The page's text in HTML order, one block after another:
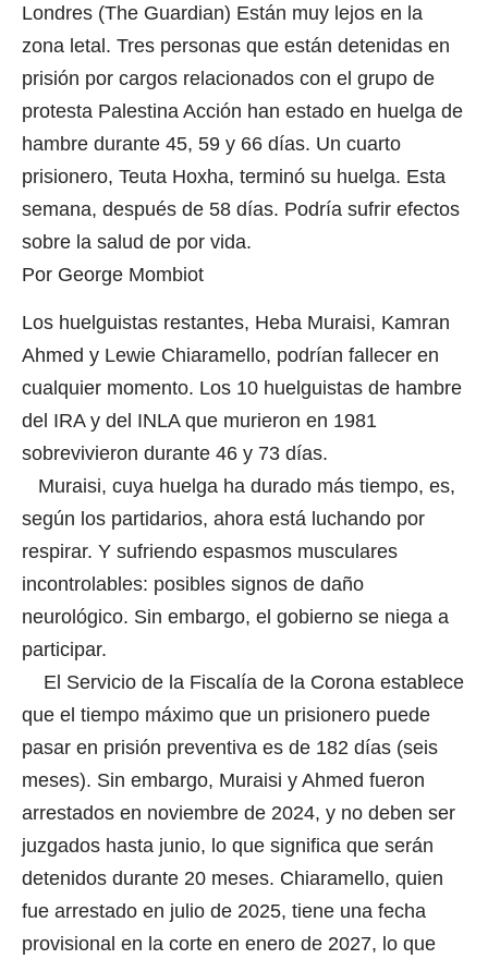
Londres (The Guardian) Están muy lejos en la
zona letal. Tres personas que están detenidas en
prisión por cargos relacionados con el grupo de
protesta Palestina Acción han estado en huelga de
hambre durante 45, 59 y 66 días. Un cuarto
prisionero, Teuta Hoxha, terminó su huelga. Esta
semana, después de 58 días. Podría sufrir efectos
sobre la salud de por vida.
Por George Mombiot
Los huelguistas restantes, Heba Muraisi, Kamran
Ahmed y Lewie Chiaramello, podrían fallecer en
cualquier momento. Los 10 huelguistas de hambre
del IRA y del INLA que murieron en 1981
sobrevivieron durante 46 y 73 días.
Muraisi, cuya huelga ha durado más tiempo, es,
según los partidarios, ahora está luchando por
respirar. Y sufriendo espasmos musculares
incontrolables: posibles signos de daño
neurológico. Sin embargo, el gobierno se niega a
participar.
El Servicio de la Fiscalía de la Corona establece
que el tiempo máximo que un prisionero puede
pasar en prisión preventiva es de 182 días (seis
meses). Sin embargo, Muraisi y Ahmed fueron
arrestados en noviembre de 2024, y no deben ser
juzgados hasta junio, lo que significa que serán
detenidos durante 20 meses. Chiaramello, quien
fue arrestado en julio de 2025, tiene una fecha
provisional en la corte en enero de 2027, lo que